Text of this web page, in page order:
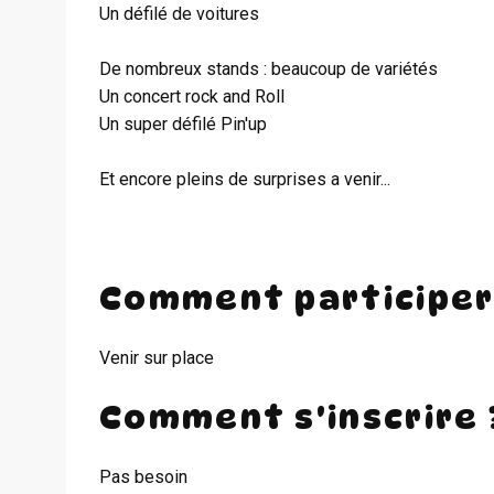
Un défilé de voitures
De nombreux stands : beaucoup de variétés
Un concert rock and Roll
Un super défilé Pin'up
Et encore pleins de surprises a venir...
Comment participer
Venir sur place
Comment s'inscrire
Pas besoin